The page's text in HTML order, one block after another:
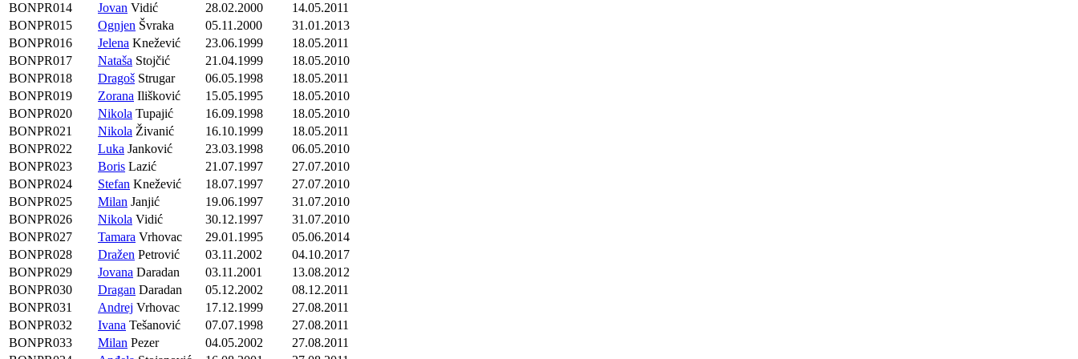
BONPR014
Jovan Vidić 28.02.2000
14.05.2011
BONPR015
Ognjen Švraka 05.11.2000
31.01.2013
BONPR016
Jelena Knežević 23.06.1999
18.05.2011
BONPR017
Nataša Stojčić 21.04.1999
18.05.2010
BONPR018
Dragoš Strugar 06.05.1998
18.05.2011
BONPR019
Zorana Ilišković 15.05.1995
18.05.2010
BONPR020
Nikola Tupajić 16.09.1998
18.05.2010
BONPR021
Nikola Živanić 16.10.1999
18.05.2011
BONPR022
Luka Janković 23.03.1998
06.05.2010
BONPR023
Boris Lazić 21.07.1997
27.07.2010
BONPR024
Stefan Knežević 18.07.1997
27.07.2010
BONPR025
Milan Janjić 19.06.1997
31.07.2010
BONPR026
Nikola Vidić 30.12.1997
31.07.2010
BONPR027
Tamara Vrhovac 29.01.1995
05.06.2014
BONPR028
Dražen Petrović 03.11.2002
04.10.2017
BONPR029
Jovana Daradan 03.11.2001
13.08.2012
BONPR030
Dragan Daradan 05.12.2002
08.12.2011
BONPR031
Andrej Vrhovac 17.12.1999
27.08.2011
BONPR032
Ivana Tešanović 07.07.1998
27.08.2011
BONPR033
Milan Pezer 04.05.2002
27.08.2011